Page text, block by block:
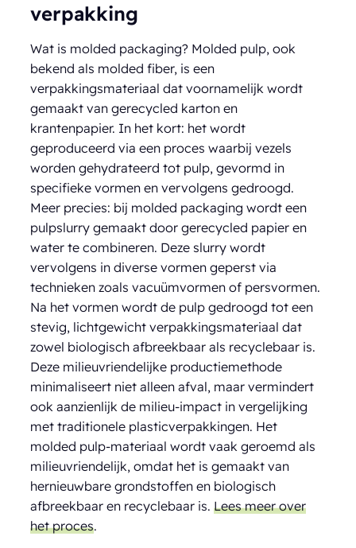
verpakking
Wat is molded packaging? Molded pulp, ook
bekend als molded fiber, is een
verpakkingsmateriaal dat voornamelijk wordt
gemaakt van gerecycled karton en
krantenpapier. In het kort: het wordt
geproduceerd via een proces waarbij vezels
worden gehydrateerd tot pulp, gevormd in
specifieke vormen en vervolgens gedroogd.
Meer precies: bij molded packaging wordt een
pulpslurry gemaakt door gerecycled papier en
water te combineren. Deze slurry wordt
vervolgens in diverse vormen geperst via
technieken zoals vacuümvormen of persvormen.
Na het vormen wordt de pulp gedroogd tot een
stevig, lichtgewicht verpakkingsmateriaal dat
zowel biologisch afbreekbaar als recyclebaar is.
Deze milieuvriendelijke productiemethode
minimaliseert niet alleen afval, maar vermindert
ook aanzienlijk de milieu-impact in vergelijking
met traditionele plasticverpakkingen. Het
molded pulp-materiaal wordt vaak geroemd als
milieuvriendelijk, omdat het is gemaakt van
hernieuwbare grondstoffen en biologisch
afbreekbaar en recyclebaar is.Lees meer over
het proces.